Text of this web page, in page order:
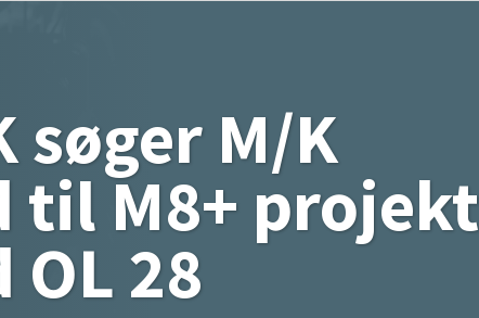
søger M/K
til M8+ projekt
28